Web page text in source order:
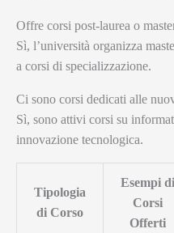
Offre corsi post-laurea o
Sì, l’università organizza
a corsi di specializzazione.
Ci sono corsi dedicati alle
Sì, sono attivi corsi su
innovazione tecnologica.
Tipologia
di Corso
Esempi di
Corsi
Offerti